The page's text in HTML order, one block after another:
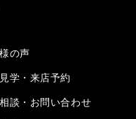
の声
学・来店予約
談・お問い合わせ